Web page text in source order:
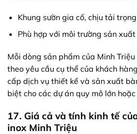
Khung sườn gia cố, chịu tải
Phù hợp với môi trường sản
Mỗi dòng sản phẩm của Minh
theo yêu cầu cụ thể của khách
cấp dịch vụ thiết kế và sản xuất
biệt cho các dự án quy mô lớn
17. Giá cả và tính kinh tế
inox Minh Triệu